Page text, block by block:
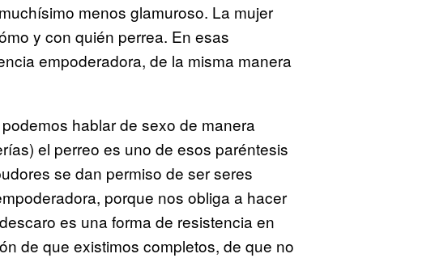
menos glamuroso. La mujer
y con quién perrea. En esas
empoderadora, de la misma manera
hablar de sexo de manera
el perreo es uno de esos paréntesis
se dan permiso de ser seres
porque nos obliga a hacer
es una forma de resistencia en
de que existimos completos, de que no